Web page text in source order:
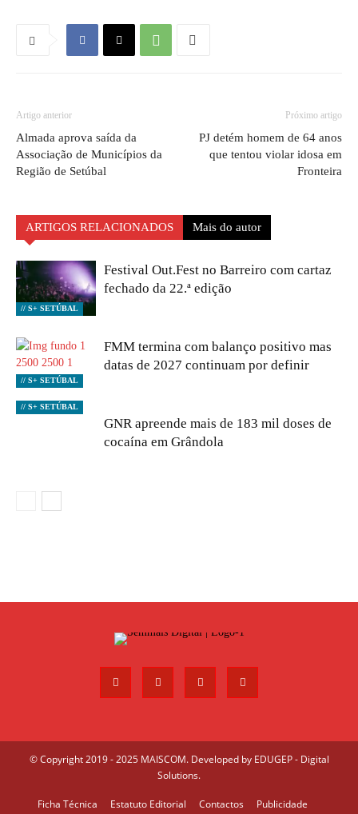
Artigo anterior
Almada aprova saída da
Associação de Municípios da
Região de Setúbal
Próximo artigo
PJ detém homem de 64 anos
que tentou violar idosa em
Fronteira
ARTIGOS RELACIONADOS Mais do autor
// S+ SETÚBAL
Festival Out.Fest no Barreiro com cartaz
fechado da 22.ª edição
// S+ SETÚBAL
FMM termina com balanço positivo mas
datas de 2027 continuam por definir
// S+ SETÚBAL
GNR apreende mais de 183 mil doses de
cocaína em Grândola
© Copyright 2019 - 2025 MAISCOM. Developed by EDUGEP - Digital
Solutions.
Ficha Técnica Estatuto Editorial Contactos
Publicidade